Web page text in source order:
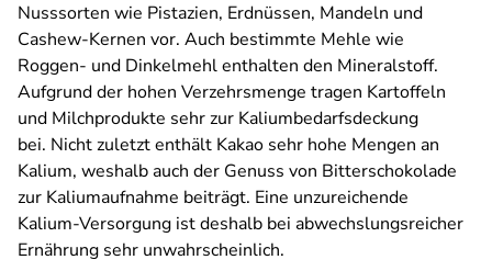
Nusssorten wie Pistazien, Erdnüssen, Mandeln und
Cashew-Kernen vor. Auch bestimmte Mehle wie
Roggen- und Dinkelmehl enthalten den Mineralstoff.
Aufgrund der hohen Verzehrsmenge tragen Kartoffeln
und Milchprodukte sehr zur Kaliumbedarfsdeckung
bei. Nicht zuletzt enthält Kakao sehr hohe Mengen an
Kalium, weshalb auch der Genuss von Bitterschokolade
zur Kaliumaufnahme beiträgt. Eine unzureichende
Kalium-Versorgung ist deshalb bei abwechslungsreicher
Ernährung sehr unwahrscheinlich.